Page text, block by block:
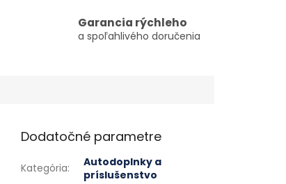
Garancia rýchleho
a spoľahlivého doručenia
Dodatočné parametre
Kategória:
Autodoplnky a
príslušenstvo